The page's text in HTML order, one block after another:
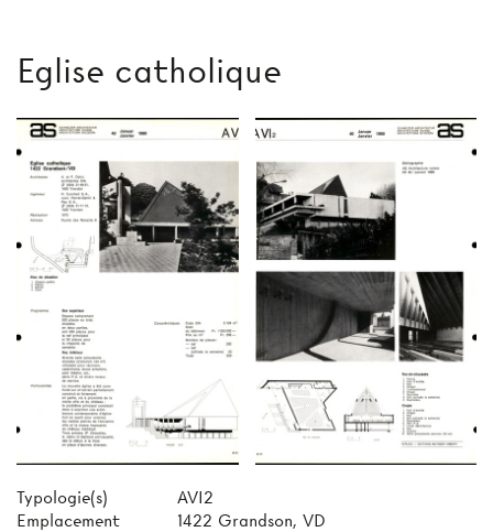
Eglise catholique
Typologie(s)
AVI2
Emplacement
1422 Grandson, VD